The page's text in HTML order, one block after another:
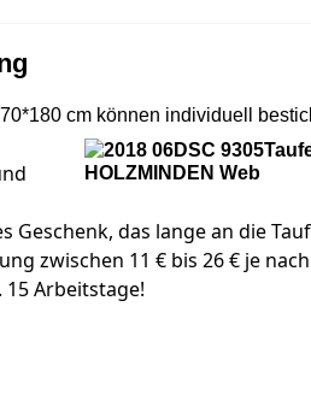
cm können individuell
das lange an die
zwischen 11 € bis 26 € je
15 Arbeitstage!